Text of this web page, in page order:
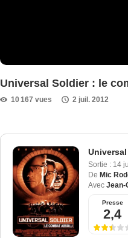
Universal Soldier : le
10 167 vues 2 juil. 2012
Sortie : 14
De Mic
Avec Jean-
Presse
2,4